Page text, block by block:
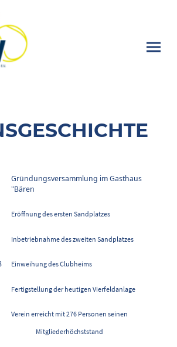
Gründungsversammlung im Gasthaus
"Bären
Eröffnung des ersten Sandplatzes
Inbetriebnahme des zweiten Sandplatzes
Einweihung des Clubheims
Fertigstellung der heutigen Vierfeldanlage
Verein erreicht mit 276 Personen seinen
Mitgliederhöchststand